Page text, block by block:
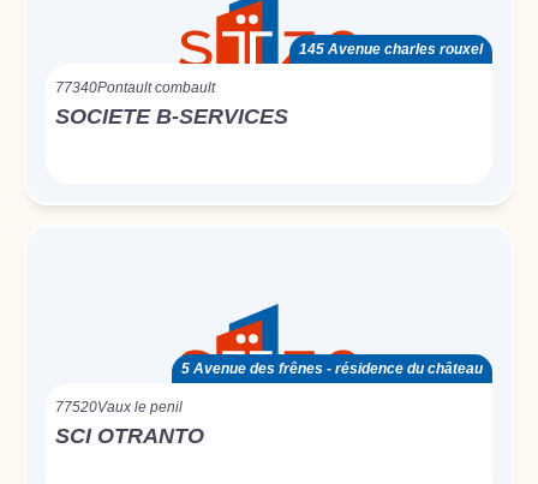
145 Avenue charles rouxel
77340Pontault combault
SOCIETE B-SERVICES
5 Avenue des frênes - résidence du château
77520Vaux le penil
SCI OTRANTO